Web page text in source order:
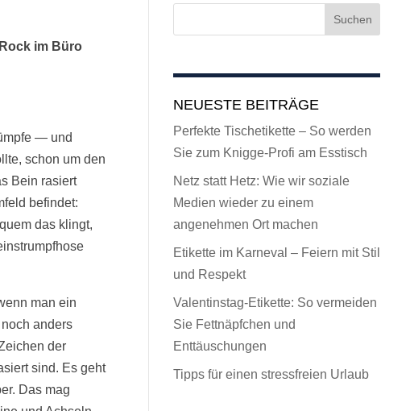
im Büro
— und
schon um den
Bein rasiert
befindet:
das klingt,
man ein
anders
der
sind. Es geht
Das mag
NEUESTE BEITRÄGE
Perfekte Tischetikette – So werden
Sie zum Knigge-Profi am Esstisch
Netz statt Hetz: Wie wir soziale
Medien wieder zu einem
angenehmen Ort machen
Etikette im Karneval – Feiern mit Stil
und Respekt
Valentinstag-Etikette: So vermeiden
Sie Fettnäpfchen und
Enttäuschungen
Tipps für einen stressfreien Urlaub